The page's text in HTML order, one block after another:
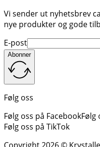
Vi sender ut nyhetsbrev
nye produkter og gode
E-post
Abonner
Følg oss
Følg oss på FacebookFølg
Følg oss på TikTok